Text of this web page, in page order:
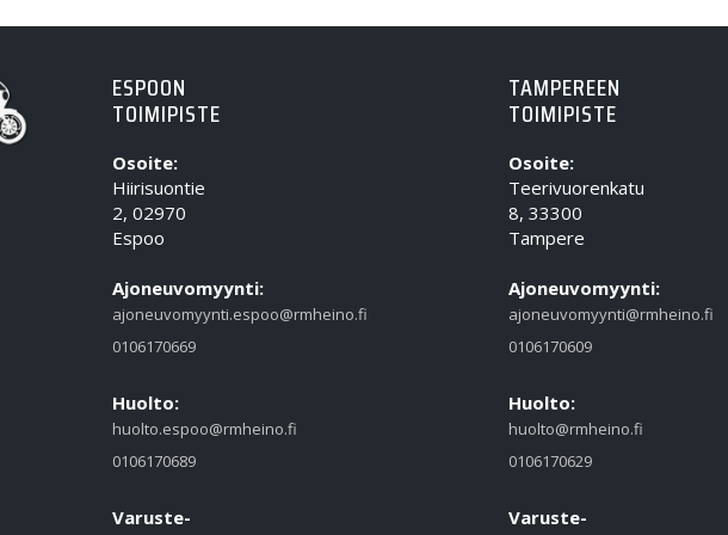
ESPOON
TOIMIPISTE
Osoite:
Hiirisuontie
2, 02970
Espoo
Ajoneuvomyynti:
ajoneuvomyynti.espoo@rmheino.fi
0106170669
Huolto:
huolto.espoo@rmheino.fi
0106170689
Varuste-
TAMPEREEN
TOIMIPISTE
Osoite:
Teerivuorenkatu
8, 33300
Tampere
Ajoneuvomyynti:
ajoneuvomyynti@rmheino.fi
0106170609
Huolto:
huolto@rmheino.fi
0106170629
Varuste-